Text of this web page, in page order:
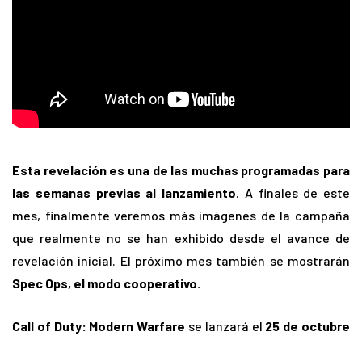
Esta revelación es una de las muchas programadas para
las semanas previas al lanzamiento. A finales de este
mes, finalmente veremos más imágenes de la campaña
que realmente no se han exhibido desde el avance de
revelación inicial. El próximo mes también se mostrarán
Spec Ops, el modo cooperativo.
Call of Duty: Modern Warfare se lanzará el 25 de octubre